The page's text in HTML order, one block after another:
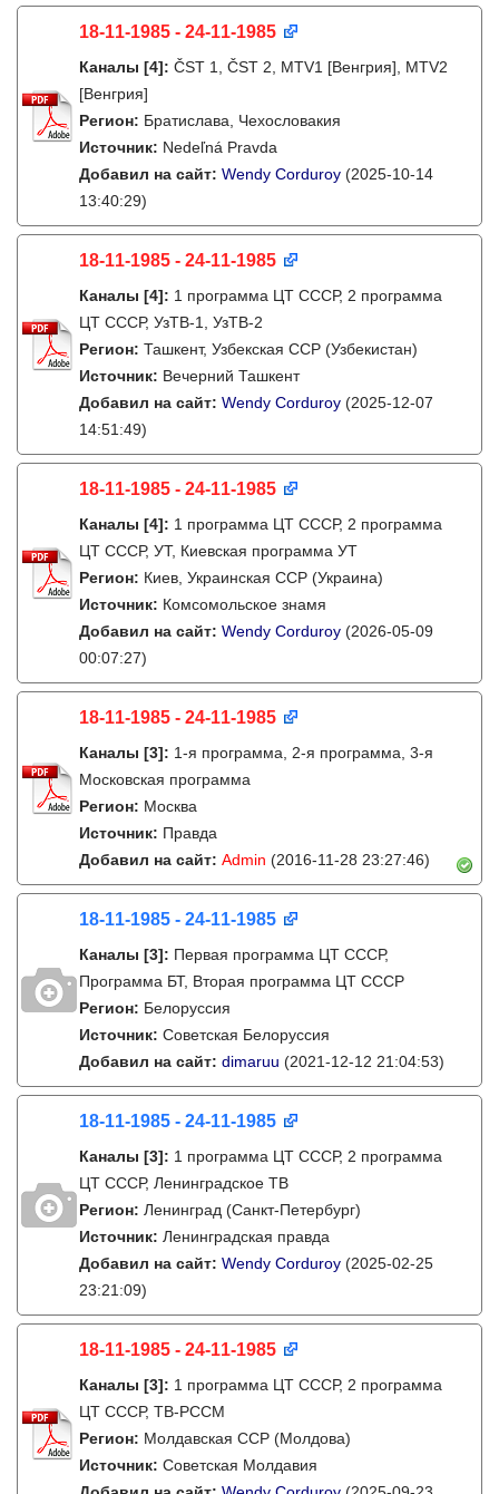
18-11-1985 - 24-11-1985
Каналы [4]: ČST 1, ČST 2, MTV1 [Венгрия], MTV2
[Венгрия]
Регион: Братислава, Чехословакия
Источник: Nedeľná Pravda
Добавил на сайт: Wendy Corduroy (2025-10-14
13:40:29)
18-11-1985 - 24-11-1985
Каналы [4]: 1 программа ЦТ СССР, 2 программа
ЦТ СССР, УзТВ-1, УзТВ-2
Регион: Ташкент, Узбекская ССР (Узбекистан)
Источник: Вечерний Ташкент
Добавил на сайт: Wendy Corduroy (2025-12-07
14:51:49)
18-11-1985 - 24-11-1985
Каналы [4]: 1 программа ЦТ СССР, 2 программа
ЦТ СССР, УТ, Киевская программа УТ
Регион: Киев, Украинская ССР (Украина)
Источник: Комсомольское знамя
Добавил на сайт: Wendy Corduroy (2026-05-09
00:07:27)
18-11-1985 - 24-11-1985
Каналы [3]: 1-я программа, 2-я программа, 3-я
Московская программа
Регион: Москва
Источник: Правда
Добавил на сайт: Admin (2016-11-28 23:27:46)
18-11-1985 - 24-11-1985
Каналы [3]: Первая программа ЦТ СССР,
Программа БТ, Вторая программа ЦТ СССР
Регион: Белоруссия
Источник: Советская Белоруссия
Добавил на сайт: dimaruu (2021-12-12 21:04:53)
18-11-1985 - 24-11-1985
Каналы [3]: 1 программа ЦТ СССР, 2 программа
ЦТ СССР, Ленинградское ТВ
Регион: Ленинград (Санкт-Петербург)
Источник: Ленинградская правда
Добавил на сайт: Wendy Corduroy (2025-02-25
23:21:09)
18-11-1985 - 24-11-1985
Каналы [3]: 1 программа ЦТ СССР, 2 программа
ЦТ СССР, ТВ-РССМ
Регион: Молдавская ССР (Молдова)
Источник: Советская Молдавия